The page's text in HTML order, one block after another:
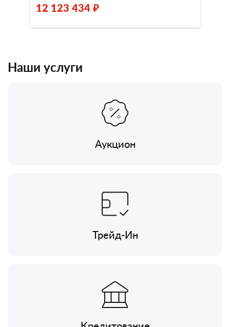
12 123 434 ₽
Наши услуги
Аукцион
Трейд-Ин